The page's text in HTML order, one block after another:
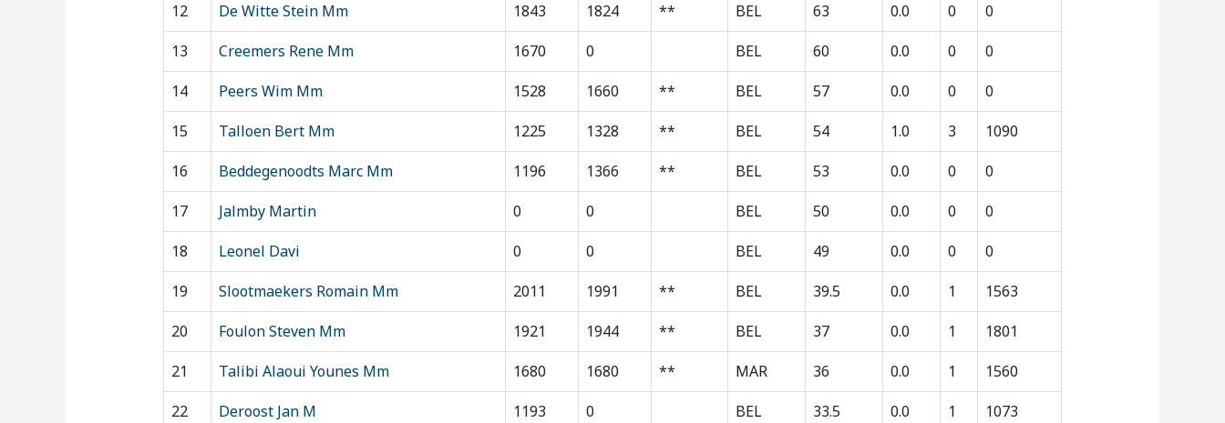
12
De Witte Stein Mm 1843 1824 ** BEL 63 0.0 0
0
13
Creemers Rene Mm 1670 0 BEL 60 0.0 0
0
14
Peers Wim Mm 1528 1660 ** BEL 57 0.0 0
0
15
Talloen Bert Mm 1225 1328 ** BEL 54 1.0 3
1090
16
Beddegenoodts Marc Mm 1196 1366 ** BEL 53 0.0 0
0
17
Jalmby Martin 0 0 BEL 50 0.0 0
0
18
Leonel Davi 0 0 BEL 49 0.0 0
0
19
Slootmaekers Romain Mm 2011 1991 ** BEL 39.5 0.0 1
1563
20
Foulon Steven Mm 1921 1944 ** BEL 37 0.0 1
1801
21
Talibi Alaoui Younes Mm 1680 1680 ** MAR 36 0.0 1
1560
22
Deroost Jan M 1193 0 BEL 33.5 0.0 1
1073